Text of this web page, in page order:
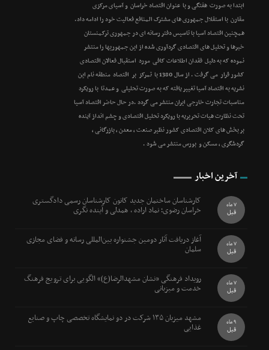
ابتدا به صورت هفتگی و با عنوان اقتصاد خراسان و آسیای مرکزی
مقارن با استقلال جمهوری های مشترک المنافع فعالیت خود را ادامه داد.
همچنین اقتصاد آسیا با تاسیس دفتر رسانه ای در جمهوری ترکمنستان
خبرها و تحلیل های اقتصادی گردآوری شده از این جمهوریها را منتشر
نموده که به دلیل فقدان اطلاعات کافی مورد استقبال فعالان اقتصادی
کشور قرار می گرفت . از سال 1380 با تمرکز بر اقتصاد منطقه نام این
نشریه به اقتصاد آسیا تغییر یافته که به صورت تحلیلی و عمدتا با رویکرد
مناسبات تجارت خارجی ایران منتشر می گردد .در حال حاضر اقتصاد آسیا
تحت نظارت هیات تحریریه با رویکرد تحلیل اقتصادی و چشم انداز آینده
بر بخش های کلان اقتصادی کشور نظیر صنعت ، معدن ، بازرگانی ،
گردشگری ، مسکن و بورس منتشر می شود .
آخرین اخبار
کارشناسان ساختمان جدید کانون کارشناسان رسمی دادگستری
خراسان رضوی؛ نماد اراده ، همدلی و آینده نگری 7 ماه
قبل
آغاز دریافت آثار دومین جشنواره بین‌المللی رسانه و فضای مجازی
سلمان 7 ماه
قبل
رویداد فرهنگی «نشان مشهدالرضا(ع)» الگویی برای ترویج فرهنگ
خدمت و میزبانی 7 ماه
قبل
مشهد میزبان ۱۳۵ شرکت در دو نمایشگاه تخصصی چاپ و صنایع
غذایی 9 ماه
قبل